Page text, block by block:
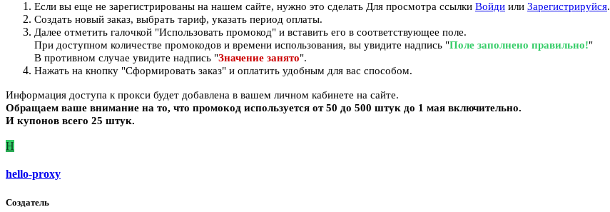
Если вы еще не зарегистрированы на нашем сайте, нужно это сделать Для просмотра ссылки Войди или Зарегистрируйся.
Создать новый заказ, выбрать тариф, указать период оплаты.
Далее отметить галочкой "Использовать промокод" и вставить его в соответствующее поле.
При доступном количестве промокодов и времени использования, вы увидите надпись "Поле заполнено правильно!"
В противном случае увидите надпись "Значение занято".
Нажать на кнопку "Сформировать заказ" и оплатить удобным для вас способом.
Информация доступа к прокcи будет добавлена в вашем личном кабинете на сайте.
Обращаем ваше внимание на то, что промокод используется от 50 до 500 штук до 1 мая включительно.
И купонов всего 25 штук.
H
hello-proxy
Создатель